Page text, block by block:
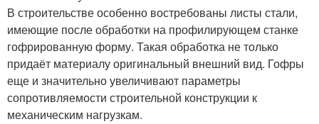
В строительстве особенно востребованы листы стали,
имеющие после обработки на профилирующем станке
гофрированную форму. Такая обработка не только
придаёт материалу оригинальный внешний вид. Гофры
еще и значительно увеличивают параметры
сопротивляемости строительной конструкции к
механическим нагрузкам.